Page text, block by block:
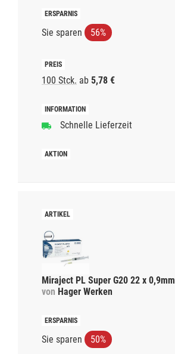
Sie sparen 56%
100 Stck. ab 5,78 €
Schnelle Lieferzeit
Miraject PL Super G20 22 x 0,9mm
von Hager Werken
Sie sparen 50%